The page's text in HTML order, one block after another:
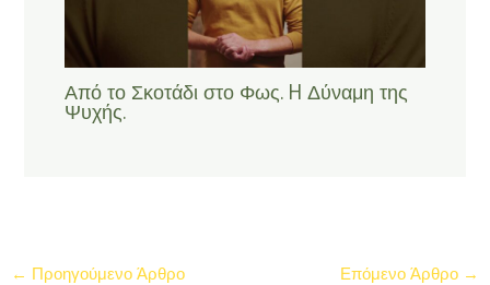
Από το Σκοτάδι στο Φως. H Δύναμη της
Ψυχής.
← Προηγούμενο Άρθρο Επόμενο Άρθρο →